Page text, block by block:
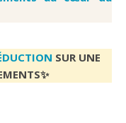
SUR UNE